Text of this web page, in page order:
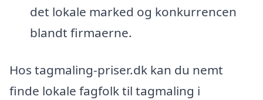
det lokale marked og konkurrencen
blandt firmaerne.
Hos tagmaling-priser.dk kan du nemt
finde lokale fagfolk til tagmaling i